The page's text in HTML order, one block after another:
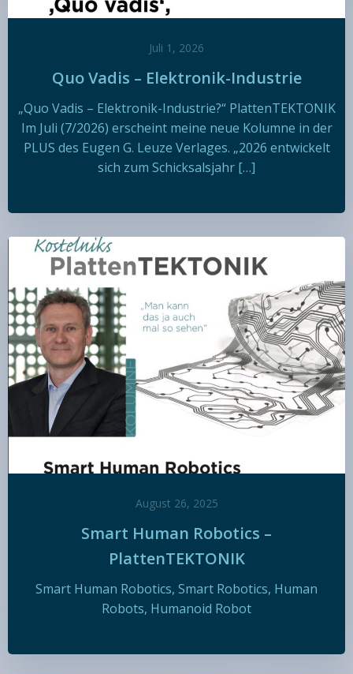
Juli 1, 2026
Quo Vadis – Elektronik-Industrie
„Quo Vadis – Elektronik-Industrie?“ PlattenTEKTONIK
Im Juli (7/2026) erscheint meine neue Kolumne in der
PLUS des Eugen G. Leuze Verlages. „2026 entwickelt
sich zum Schicksalsjahr […]
August 26, 2025
Smart Human Robotics –
PlattenTEKTONIK
Smart Human Robotics, Smart Robotics, Human
Robots, Humanoid Robot